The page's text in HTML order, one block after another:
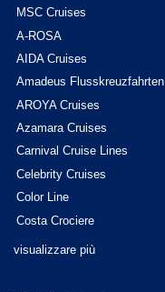
MSC Cruises
A-ROSA
AIDA Cruises
Amadeus Flusskreuzfahrten
AROYA Cruises
Azamara Cruises
Carnival Cruise Lines
Celebrity Cruises
Color Line
Costa Crociere
visualizzare più